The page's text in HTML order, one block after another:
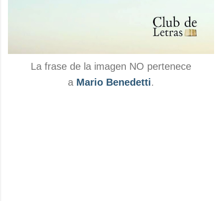
La frase de la imagen NO pertenece
a Mario Benedetti.